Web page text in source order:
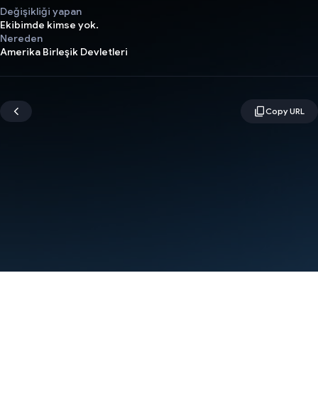
Değişikliği yapan
Ekibimde kimse yok.
Nereden
Amerika Birleşik Devletleri